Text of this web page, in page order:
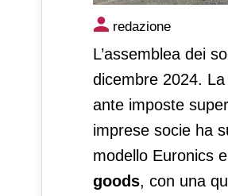
Euronics
redazione
L’assemblea dei
dicembre 2024.
ante imposte
imprese socie ha
modello Euronics
goods, con una